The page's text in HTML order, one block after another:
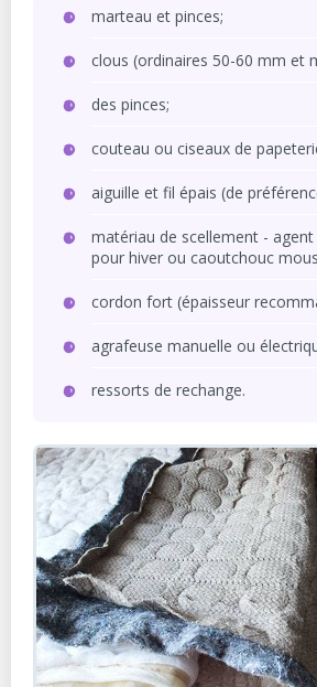
marteau et pinces;
clous (ordinaires 50-60 mm et
des pinces;
couteau ou ciseaux de
aiguille et fil épais (de
matériau de scellement -
pour hiver ou caoutchouc
cordon fort (épaisseur
agrafeuse manuelle ou
ressorts de rechange.